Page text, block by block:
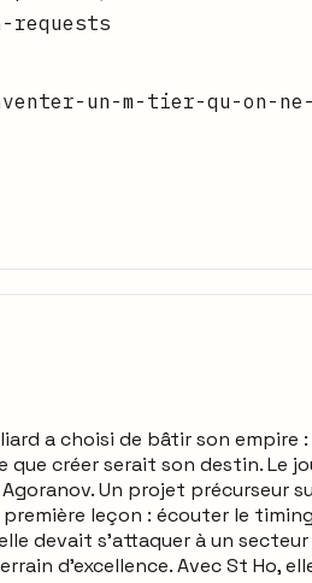
un-m-tier-qu-on-ne-
a choisi de bâtir son empire
que créer serait son destin. Le
Un projet précurseur
leçon : écouter le
devait s’attaquer à un
d’excellence. Avec St Ho,